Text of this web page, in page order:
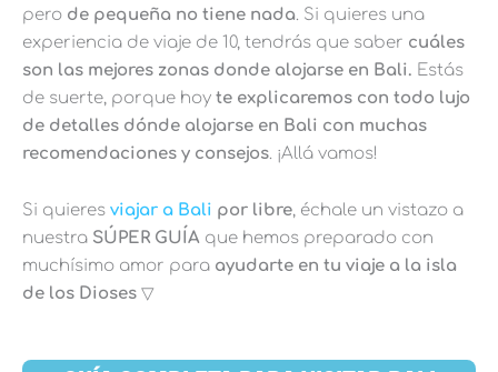
pero de pequeña no tiene nada. Si quieres una
experiencia de viaje de 10, tendrás que saber cuáles
son las mejores zonas donde alojarse en Bali. Estás
de suerte, porque hoy te explicaremos con todo lujo
de detalles dónde alojarse en Bali con muchas
recomendaciones y consejos. ¡Allá vamos!
Si quieres viajar a Bali por libre, échale un vistazo a
nuestra SÚPER GUÍA que hemos preparado con
muchísimo amor para ayudarte en tu viaje a la isla
de los Dioses ▽